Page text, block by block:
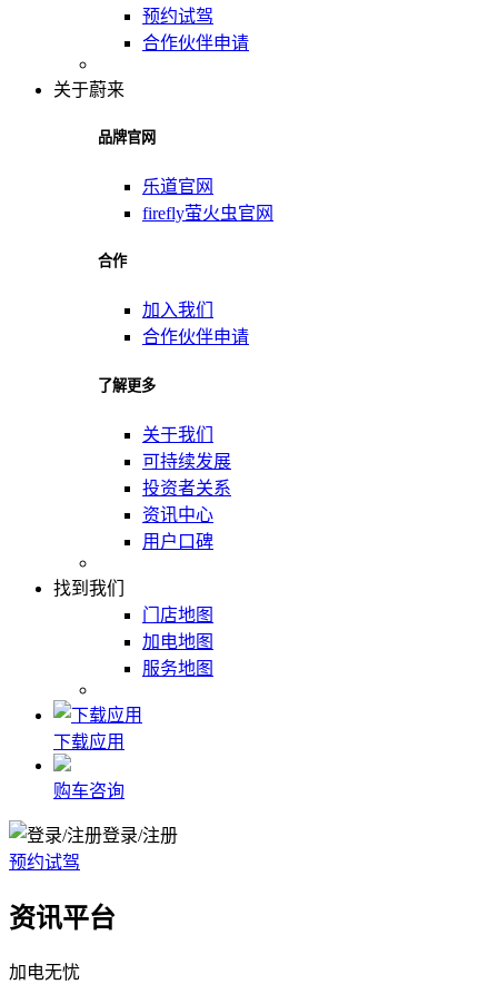
预约试驾
合作伙伴申请
关于蔚来
品牌官网
乐道官网
firefly萤火虫官网
合作
加入我们
合作伙伴申请
了解更多
关于我们
可持续发展
投资者关系
资讯中心
用户口碑
找到我们
门店地图
加电地图
服务地图
下载应用
购车咨询
登录/注册
预约试驾
资讯平台
加电无忧